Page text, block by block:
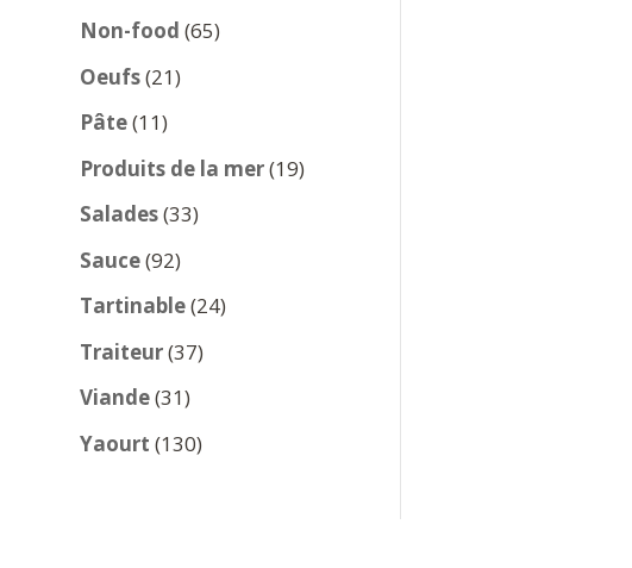
produits
Non-food 6565
Oeufs 2121
Pâte 1111
produits
Produits de la mer 1919
Salades 3333
Sauce 9292
produits
Tartinable 2424
Traiteur 3737
Viande 3131
produits
Yaourt 130130